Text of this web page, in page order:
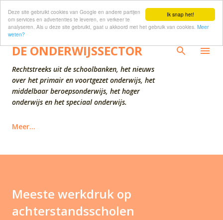
Ik snap het!
Deze site gebruikt cookies van Google en andere partijen
om services en advertenties te leveren, en verkeer te
analyseren. Als u deze site gebruikt, gaat u akkoord met het gebruik van cookies. Meer
weten?
Doorgaan naar hoofdcontent
DE ONDERWIJSSECTOR
Rechtstreeks uit de schoolbanken, het nieuws
over het primair en voortgezet onderwijs, het
middelbaar beroepsonderwijs, het hoger
onderwijs en het speciaal onderwijs.
Meer…
Meeste werkdruk op
achterstandsscholen